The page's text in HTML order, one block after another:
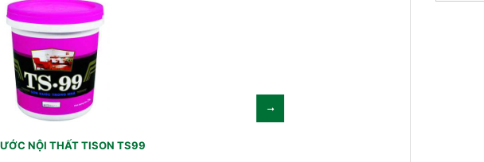
NỘI THẤT TISON TS99